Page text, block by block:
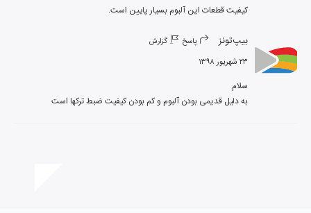
کیفیت قطعات این آلبوم بسیار پایین است.
بیپ‌تونز پاسخ گزارش
۲۳ شهریور ۱۳۹۸
به دلیل قدیمی بودن آلبوم و کم بودن کیفیت ضبط ترکها است